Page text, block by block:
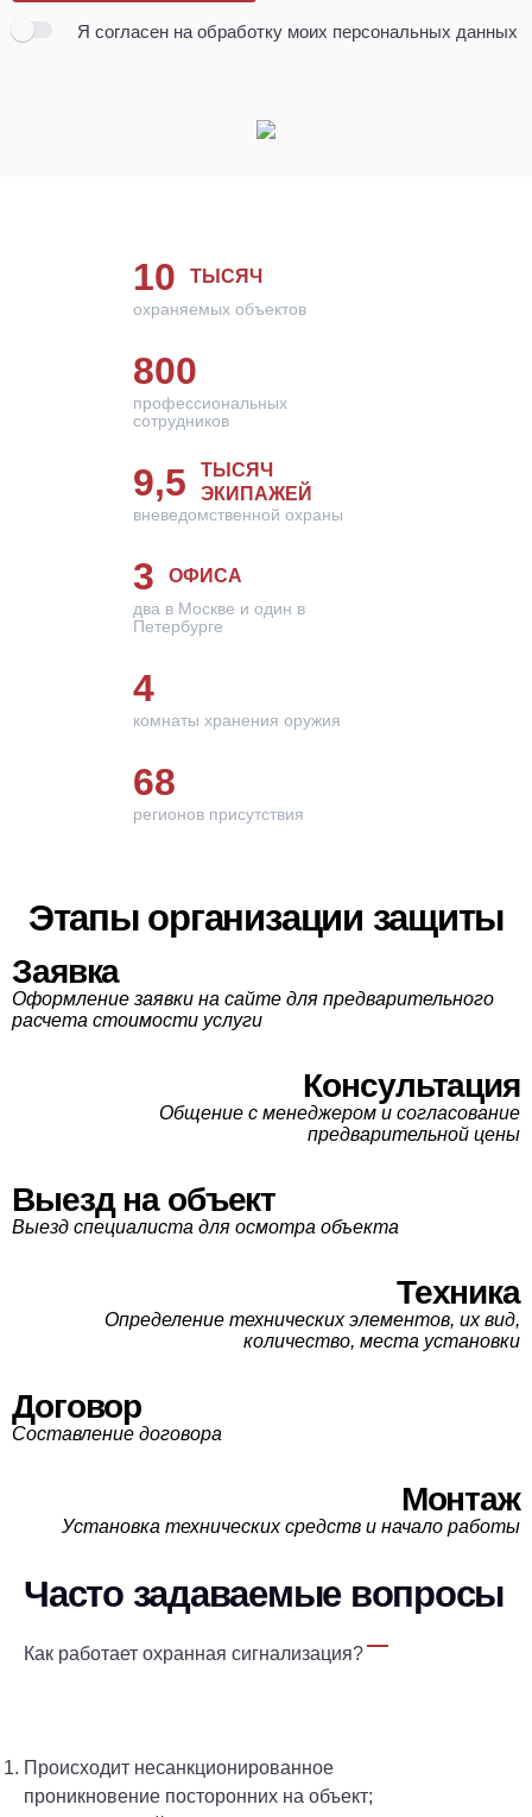
Я согласен на обработку моих персональных данных
10 ТЫСЯЧ
охраняемых объектов
800
профессиональных
сотрудников
9,5
ТЫСЯЧ
ЭКИПАЖЕЙ
вневедомственной охраны
3 ОФИСА
два в Москве и один в
Петербурге
4
комнаты хранения оружия
68
регионов присутствия
Этапы организации защиты
Заявка
Оформление заявки на сайте для предварительного
расчета стоимости услуги
Консультация
Общение с менеджером и согласование
предварительной цены
Выезд на объект
Выезд специалиста для осмотра объекта
Техника
Определение технических элементов, их вид,
количество, места установки
Договор
Составление договора
Монтаж
Установка технических средств и начало работы
Часто задаваемые вопросы
Как работает охранная сигнализация?
Происходит несанкционированное
проникновение посторонних на объект;